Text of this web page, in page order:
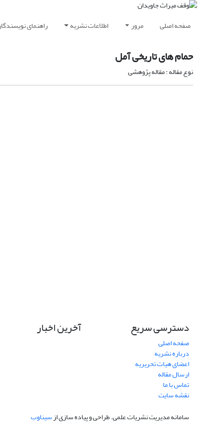
صفحه اصلی مرور اطلاعات نشریه راهنمای
حمام های تاریخی آمل
نوع مقاله : مقاله پژوهشی
دسترسی سریع
صفحه اصلی
درباره نشریه
اعضای هیات تحریریه
ارسال مقاله
تماس با ما
نقشه سایت
آخرین اخبار
سامانه مدیریت نشریات علمی.طراحی و پیاده سازی ازسیناوب